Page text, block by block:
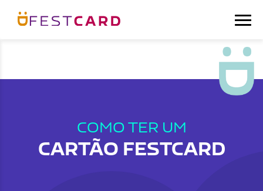
COMO TER UM
CARTÃO FESTCARD